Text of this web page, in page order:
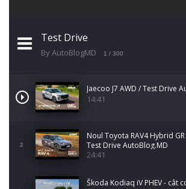
Test Drive
By AutoBlogMD 1 / 300
Jaecoo J7 AWD / Test Drive
14:41
2
Noul Toyota RAV4 Hybrid GR
Test Drive AutoBlog.MD
24:41
Škoda Kodiaq iV PHEV - cât